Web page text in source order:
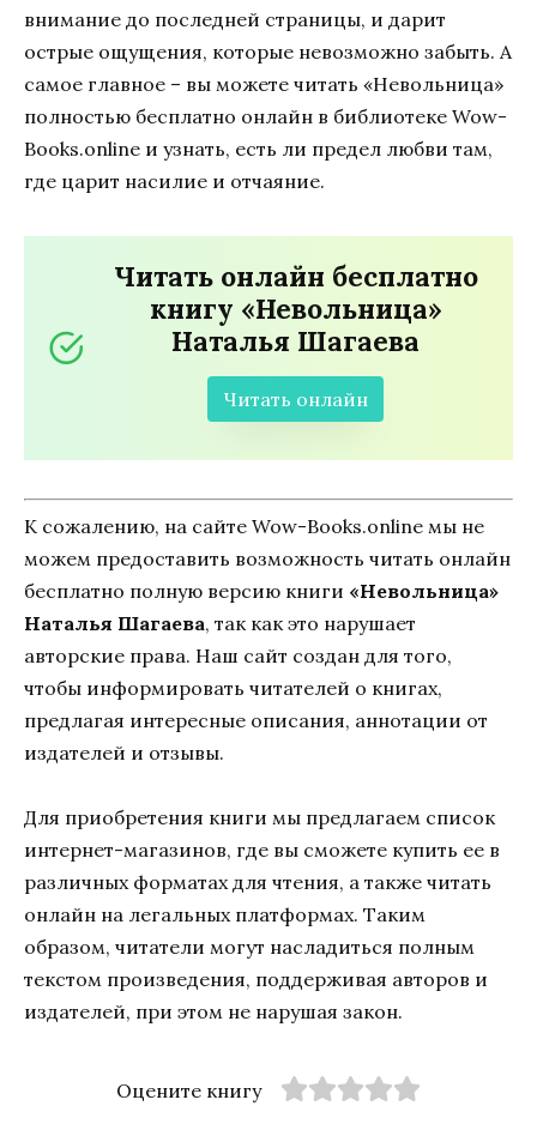
внимание до последней страницы, и дарит
острые ощущения, которые невозможно забыть. А
самое главное – вы можете читать «Невольница»
полностью бесплатно онлайн в библиотеке Wow-
Books.online и узнать, есть ли предел любви там,
где царит насилие и отчаяние.
Читать онлайн бесплатно
книгу «Невольница»
Наталья Шагаева
Читать онлайн
К сожалению, на сайте Wow-Books.online мы не
можем предоставить возможность читать онлайн
бесплатно полную версию книги «Невольница»
Наталья Шагаева, так как это нарушает
авторские права. Наш сайт создан для того,
чтобы информировать читателей о книгах,
предлагая интересные описания, аннотации от
издателей и отзывы.
Для приобретения книги мы предлагаем список
интернет-магазинов, где вы сможете купить ее в
различных форматах для чтения, а также читать
онлайн на легальных платформах. Таким
образом, читатели могут насладиться полным
текстом произведения, поддерживая авторов и
издателей, при этом не нарушая закон.
Оцените книгу